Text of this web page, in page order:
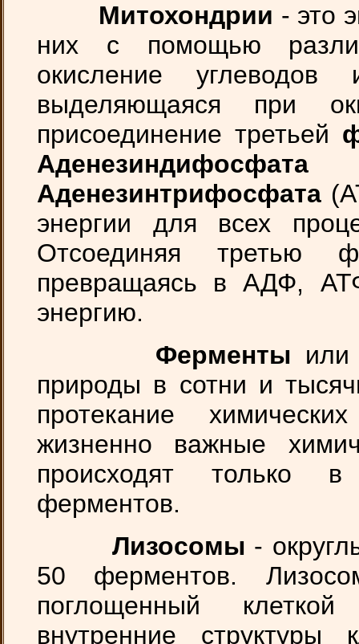
Митохондрии - это
них с помощью
окисление
выделяющаяся при
присоединение третьей
Аденезинтрифосфата
энергии для всех
Отсоединяя третью
превращаясь в АДФ,
энергию.
Ферменты
природы в сотни и
протекание
жизненно важные
происходят только в
ферментов.
Лизосомы -
50 ферментов.
поглощенный
внутренние структуры